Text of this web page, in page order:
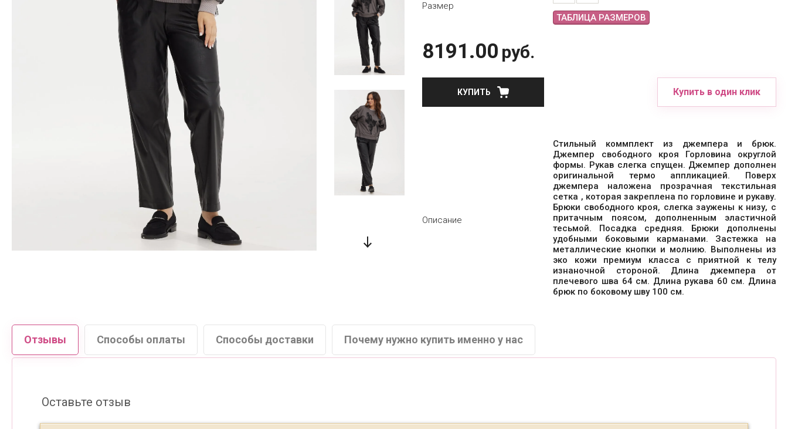
Размер
ТАБЛИЦА РАЗМЕРОВ
8191.00 руб.
КУПИТЬ Купить в один клик
Описание
Стильный коммплект из джемпера и брюк.
Джемпер свободного кроя Горловина округлой
формы. Рукав слегка спущен. Джемпер дополнен
оригинальной термо аппликацией. Поверх
джемпера наложена прозрачная текстильная
сетка , которая закреплена по горловине и рукаву.
Брюки свободного кроя, слегка заужены к низу, с
притачным поясом, дополненным эластичной
тесьмой. Посадка средняя. Брюки дополнены
удобными боковыми карманами. Застежка на
металлические кнопки и молнию. Выполнены из
эко кожи премиум класса с приятной к телу
изнаночной стороной. Длина джемпера от
плечевого шва 64 см. Длина рукава 60 см. Длина
брюк по боковому шву 100 см.
Отзывы Способы оплаты Способы доставки Почему нужно купить именно у нас
Оставьте отзыв